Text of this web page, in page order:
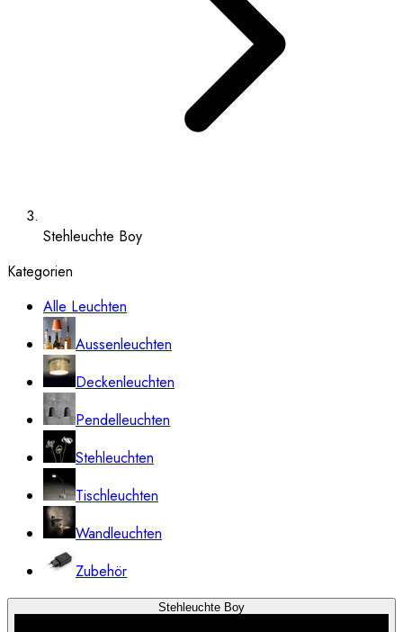
Stehleuchte Boy
Kategorien
Alle Leuchten
Aussenleuchten
Deckenleuchten
Pendelleuchten
Stehleuchten
Tischleuchten
Wandleuchten
Zubehör
Stehleuchte Boy